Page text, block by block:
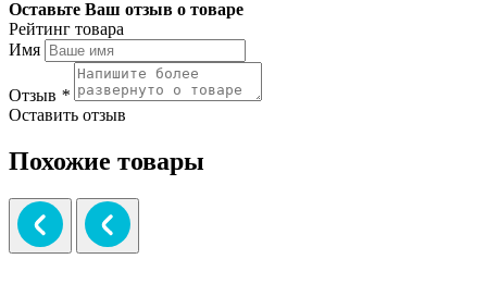
Оставьте Ваш отзыв о товаре
Рейтинг товара
Имя
Отзыв *
Оставить отзыв
Похожие товары